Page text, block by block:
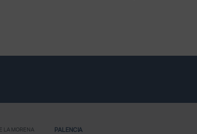
LA MORENA PALENCIA